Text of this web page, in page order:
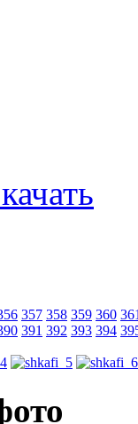
357 358 359 360
391 392 393 394